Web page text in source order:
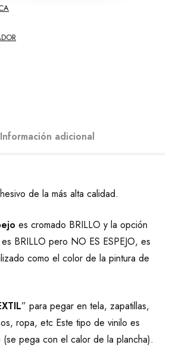
Información adicional
de la más alta calidad.
es cromado BRILLO y la opción
BRILLO pero NO ES ESPEJO, es
como el color de la pintura de
” para pegar en tela, zapatillas,
ropa, etc Este tipo de vinilo es
(se pega con el calor de la plancha).